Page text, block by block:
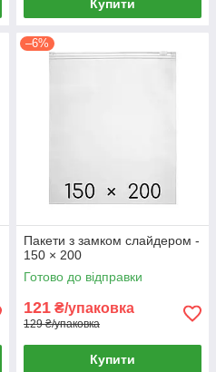
Купити
–6%
Пакети з замком слайдером -
150 × 200
Готово до відправки
121 ₴/упаковка
129 ₴/упаковка
Купити